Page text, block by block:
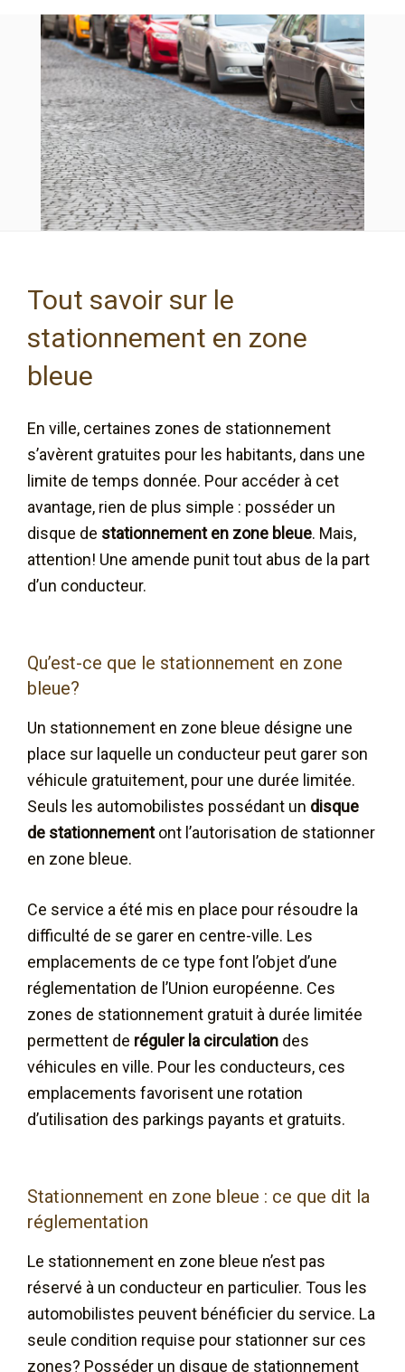
Tout savoir sur le
stationnement en zone
bleue
En ville, certaines zones de stationnement
s’avèrent gratuites pour les habitants, dans une
limite de temps donnée. Pour accéder à cet
avantage, rien de plus simple : posséder un
disque de stationnement en zone bleue. Mais,
attention! Une amende punit tout abus de la part
d’un conducteur.
Qu’est-ce que le stationnement en zone
bleue?
Un stationnement en zone bleue désigne une
place sur laquelle un conducteur peut garer son
véhicule gratuitement, pour une durée limitée.
Seuls les automobilistes possédant un disque
de stationnementont l’autorisation de stationner
en zone bleue.
Ce service a été mis en place pour résoudre la
difficulté de se garer en centre-ville. Les
emplacements de ce type font l’objet d’une
réglementation de l’Union européenne. Ces
zones de stationnement gratuit à durée limitée
permettent de réguler la circulation des
véhicules en ville. Pour les conducteurs, ces
emplacements favorisent une rotation
d’utilisation des parkings payants et gratuits.
Stationnement en zone bleue : ce que dit la
réglementation
Le stationnement en zone bleue n’est pas
réservé à un conducteur en particulier. Tous les
automobilistes peuvent bénéficier du service. La
seule condition requise pour stationner sur ces
zones? Posséder un disque de stationnement